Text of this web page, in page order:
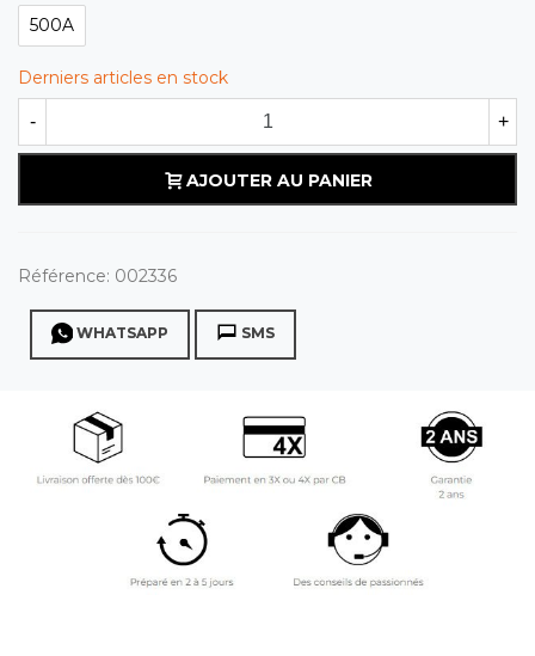
500A
Derniers articles en stock
- +
AJOUTER AU PANIER
Référence: 002336
WHATSAPP SMS